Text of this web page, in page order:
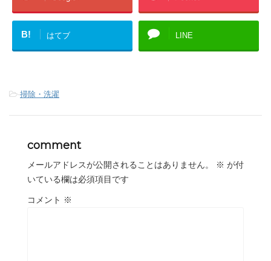
B! はてブ LINE
-掃除・洗濯
comment
メールアドレスが公開されることはありません。 ※ が付
いている欄は必須項目です
コメント ※